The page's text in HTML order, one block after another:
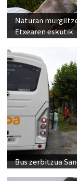
Naturan
Etxearen eskutik
Bus zerbitzua